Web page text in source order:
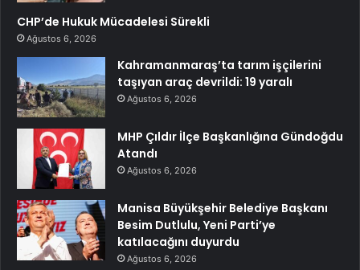
CHP’de Hukuk Mücadelesi Sürekli
Ağustos 6, 2026
Kahramanmaraş’ta tarım işçilerini
taşıyan araç devrildi: 19 yaralı
Ağustos 6, 2026
MHP Çıldır İlçe Başkanlığına Gündoğdu
Atandı
Ağustos 6, 2026
Manisa Büyükşehir Belediye Başkanı
Besim Dutlulu, Yeni Parti’ye
katılacağını duyurdu
Ağustos 6, 2026